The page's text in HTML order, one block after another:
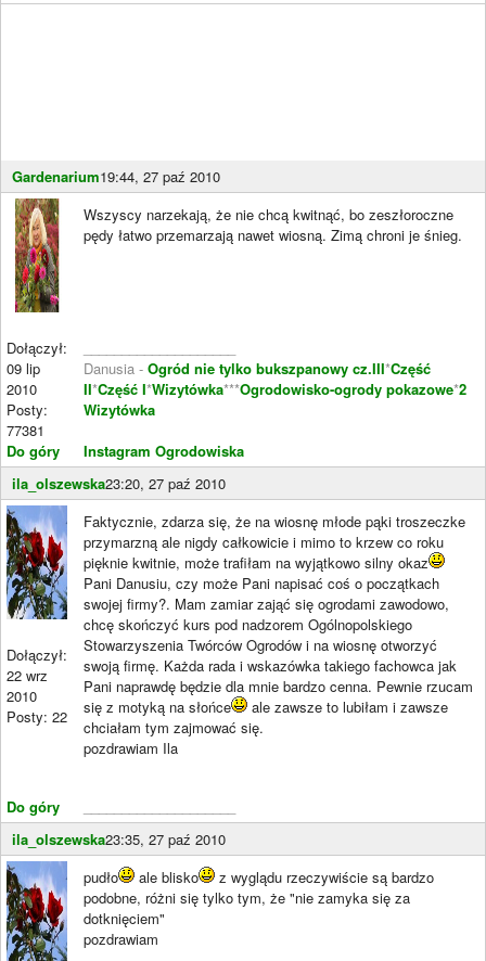
Gardenarium19:44, 27 paź 2010
Dołączył:
09 lip
2010
Posty:
77381
Do góry
Wszyscy narzekają, że nie chcą kwitnąć, bo zeszłoroczne
pędy łatwo przemarzają nawet wiosną. Zimą chroni je śnieg.
Danusia - Ogród nie tylko bukszpanowy cz.III*Część
II*Część I*Wizytówka***Ogrodowisko-ogrody pokazowe*2
Wizytówka
Instagram Ogrodowiska
ila_olszewska23:20, 27 paź 2010
Dołączył:
22 wrz
2010
Posty: 22
Do góry
Faktycznie, zdarza się, że na wiosnę młode pąki troszeczke
przymarzną ale nigdy całkowicie i mimo to krzew co roku
pięknie kwitnie, może trafiłam na wyjątkowo silny okaz
Pani Danusiu, czy może Pani napisać coś o początkach
swojej firmy?. Mam zamiar zająć się ogrodami zawodowo,
chcę skończyć kurs pod nadzorem Ogólnopolskiego
Stowarzyszenia Twórców Ogrodów i na wiosnę otworzyć
swoją firmę. Każda rada i wskazówka takiego fachowca jak
Pani naprawdę będzie dla mnie bardzo cenna. Pewnie rzucam
się z motyką na słońce
ale zawsze to lubiłam i zawsze
chciałam tym zajmować się.
pozdrawiam Ila
ila_olszewska23:35, 27 paź 2010
pudło ale blisko
z wyglądu rzeczywiście są bardzo
podobne, różni się tylko tym, że "nie zamyka się za
dotknięciem"
pozdrawiam